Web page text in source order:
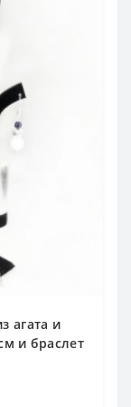
агата и
и браслет